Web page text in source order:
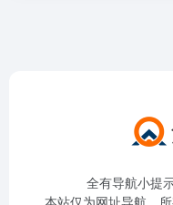
全有导航小提
本站仅为网址导航，